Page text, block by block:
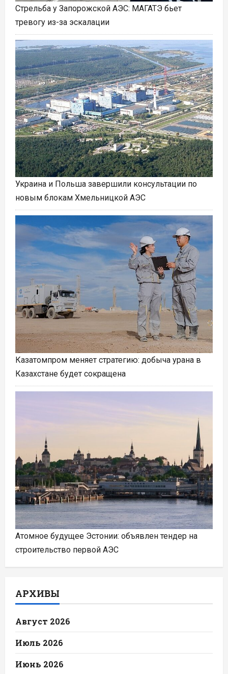
Стрельба у Запорожской АЭС: МАГАТЭ бьет
тревогу из-за эскалации
Украина и Польша завершили консультации по
новым блокам Хмельницкой АЭС
Казатомпром меняет стратегию: добыча урана в
Казахстане будет сокращена
Атомное будущее Эстонии: объявлен тендер на
строительство первой АЭС
АРХИВЫ
Август 2026
Июль 2026
Июнь 2026